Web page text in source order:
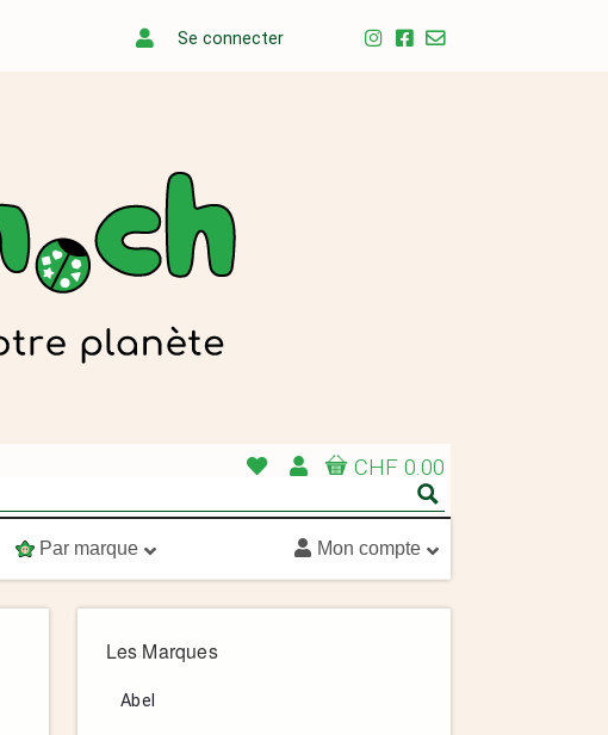
Se connecter
CHF 0.00
Par marque Mon compte
Les Marques
Abel